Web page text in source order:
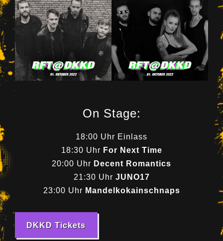
On Stage:
18:00 Uhr Einlass
18:30 Uhr For Next Time
20:00 Uhr Decent Romantics
21:30 Uhr JUNO17
23:00 Uhr Mandelkokainschnaps
DKKD Tickets